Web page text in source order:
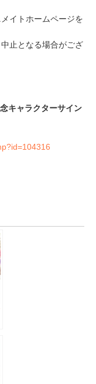
イトホームページを
止となる場合がござ
キャラクターサイン